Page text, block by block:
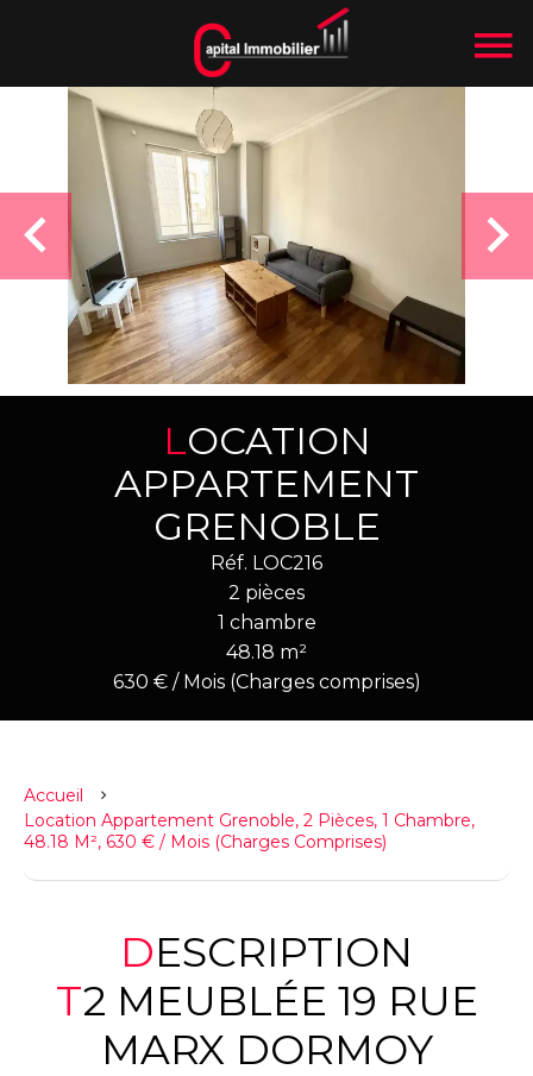
LOCATION
APPARTEMENT
GRENOBLE
Réf. LOC216
2 pièces
1 chambre
48.18 m²
630 € / Mois (Charges comprises)
Accueil
Location Appartement Grenoble, 2 Pièces, 1 Chambre,
48.18 M², 630 € / Mois (Charges Comprises)
DESCRIPTION
T2 MEUBLÉE 19 RUE
MARX DORMOY